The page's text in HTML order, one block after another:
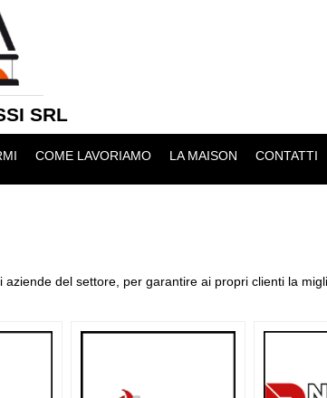
SRL
COME LAVORIAMO LA MAISON CONTATTI
del settore, per garantire ai propri clienti la